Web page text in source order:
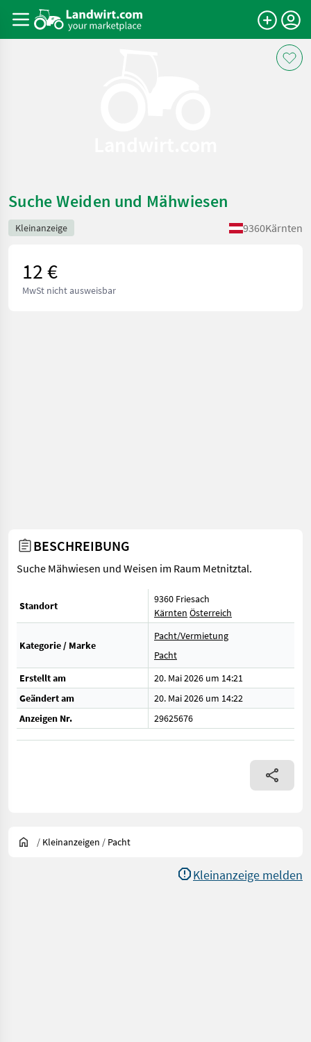
Suche Weiden und Mähwiesen
Kleinanzeige 9360Kärnten
12 €
MwSt nicht ausweisbar
BESCHREIBUNG
Suche Mähwiesen und Weisen im Raum Metnitztal.
Standort
9360 Friesach
Kärnten Österreich
Kategorie / Marke
Pacht/Vermietung
Pacht
Erstellt am
20. Mai 2026 um 14:21
Geändert am
20. Mai 2026 um 14:22
Anzeigen Nr.
29625676
/ Kleinanzeigen / Pacht
Kleinanzeige melden